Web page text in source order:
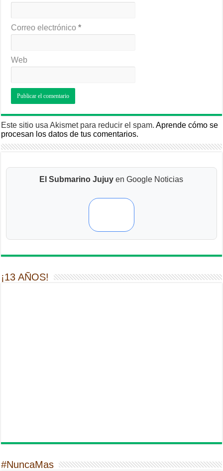
Correo electrónico*
Web
Este sitio usa Akismet para reducir el spam.Aprende cómo se
procesan los datos de tus comentarios.
El Submarino Jujuy en Google Noticias
¡13 AÑOS!
#NuncaMas